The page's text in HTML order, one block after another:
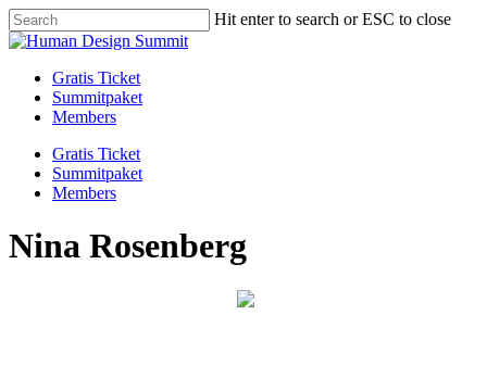
Skip
to
content
Hit enter to search or ESC to close
Close
Menu
Gratis Ticket
Summitpaket
Members
Gratis Ticket
Summitpaket
Members
Nina Rosenberg